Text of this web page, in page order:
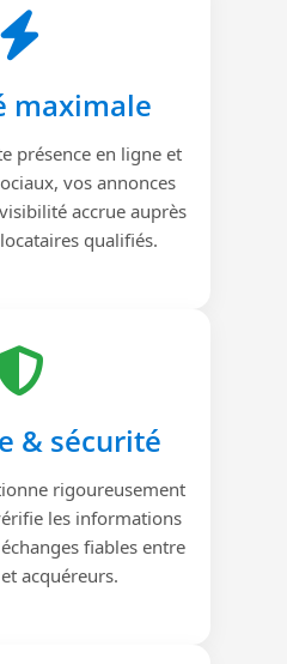
maximale
présence en ligne et
vos annonces
accrue auprès
qualifiés.
& sécurité
rigoureusement
les informations
fiables entre
acquéreurs.